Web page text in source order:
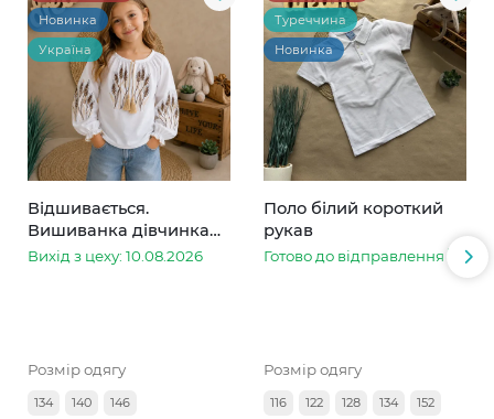
Новинка
Україна
Відшивається.
Вишиванка дівчинка
колоски
Вихід з цеху: 10.08.2026
Розмір одягу
134 140 146
Туреччина
Новинка
Поло білий короткий
рукав
Готово до відправлення
Розмір одягу
116 122 128 134
152